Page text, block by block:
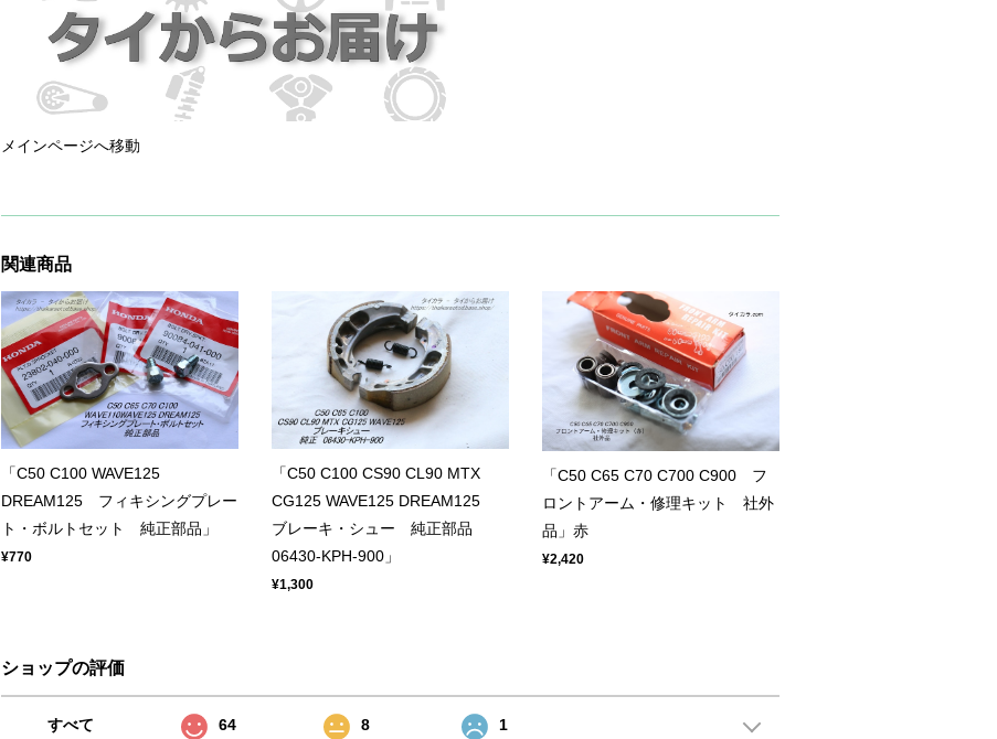
メインページへ移動
関連商品
「C50 C100 WAVE125
DREAM125 フィキシングプレー
ト・ボルトセット 純正部品」
¥770
「C50 C100 CS90 CL90 MTX
CG125 WAVE125 DREAM125
ブレーキ・シュー 純正部品
06430-KPH-900」
¥1,300
「C50 C65 C70 C700 C900 フ
ロントアーム・修理キット 社外
品」赤
¥2,420
ショップの評価
すべて 64 8 1